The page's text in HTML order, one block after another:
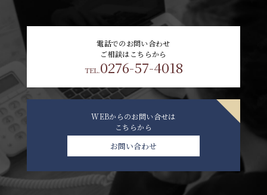
電話でのお問い合わせ
ご相談はこちらから
TEL.0276-57-4018
WEBからのお問い合せは
こちらから
お問い合わせ